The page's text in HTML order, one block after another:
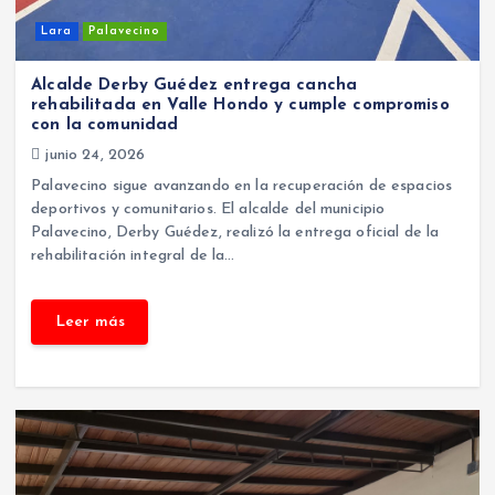
Lara Palavecino
Alcalde Derby Guédez entrega cancha
rehabilitada en Valle Hondo y cumple compromiso
con la comunidad
junio 24, 2026
Palavecino sigue avanzando en la recuperación de espacios
deportivos y comunitarios. El alcalde del municipio
Palavecino, Derby Guédez, realizó la entrega oficial de la
rehabilitación integral de la…